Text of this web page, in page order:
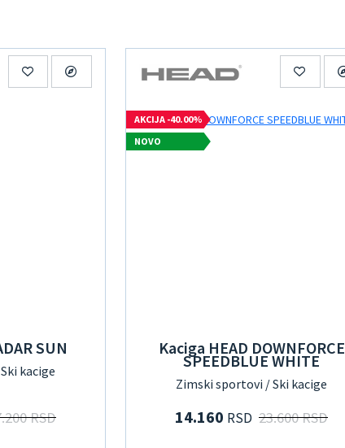
SUN
kacige
RSD
AKCIJA -40.00%
NOVO
Kaciga HEAD DOWNFORCE
SPEEDBLUE WHITE
Zimski sportovi / Ski kacige
14.160 RSD 23.600 RSD